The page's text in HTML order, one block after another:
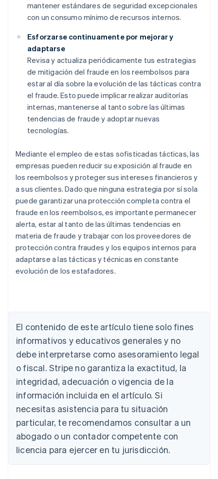
mantener estándares de seguridad excepcionales
con un consumo mínimo de recursos internos.
Esforzarse continuamente por mejorar y
adaptarse
Revisa y actualiza periódicamente tus estrategias
de mitigación del fraude en los reembolsos para
estar al día sobre la evolución de las tácticas contra
el fraude. Esto puede implicar realizar auditorías
internas, mantenerse al tanto sobre las últimas
tendencias de fraude y adoptar nuevas
tecnologías.
Mediante el empleo de estas sofisticadas tácticas, las
empresas pueden reducir su exposición al fraude en
los reembolsos y proteger sus intereses financieros y
a sus clientes. Dado que ninguna estrategia por sí sola
puede garantizar una protección completa contra el
fraude en los reembolsos, es importante permanecer
alerta, estar al tanto de las últimas tendencias en
materia de fraude y trabajar con los proveedores de
protección contra fraudes y los equipos internos para
adaptarse a las tácticas y técnicas en constante
evolución de los estafadores.
El contenido de este artículo tiene solo fines
informativos y educativos generales y no
debe interpretarse como asesoramiento legal
o fiscal. Stripe no garantiza la exactitud, la
integridad, adecuación o vigencia de la
información incluida en el artículo. Si
necesitas asistencia para tu situación
particular, te recomendamos consultar a un
abogado o un contador competente con
licencia para ejercer en tu jurisdicción.
Australia
Austria
DeutschEnglish
Bélgica
Nederlands Français Deutsch English
Brasil
Português English
Bulgaria
English
Canadá
English Français
China continental
简体中文 English
Chipre
Croacia